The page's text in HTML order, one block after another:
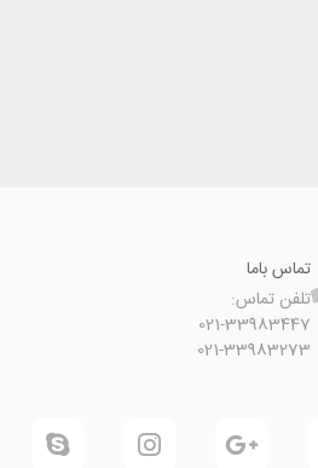
تماس باما
تلفن تماس:
021-33983447
021-33983273